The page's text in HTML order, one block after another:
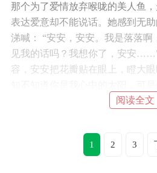
那个为了爱情放弃喉咙的美人鱼
表达爱意却不能说话。她感到无
涕喊： “安安，安安。我是落落
见我的话吗？我想你了，安安
容，安安把花瓣贴在眼上，瞪大
暖留给别人……然后我听见一滴泪
一样去天国做掌管芙蓉的花神吗
望的垂下，转，转，转，好象水
阅读全文
1 2 3